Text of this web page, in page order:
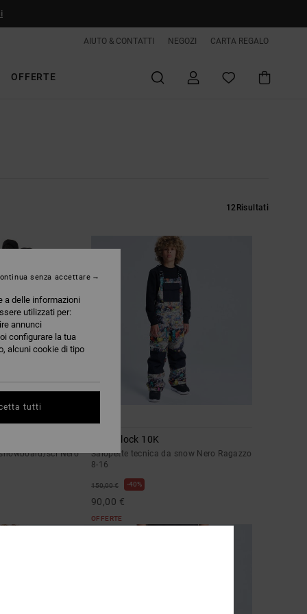
AIUTO & CONTATTI NEGOZI CARTA REGALO
OFFERTE
12 Risultati
sci Nero
Roadblock 10K
Salopette tecnica da snow Nero Ragazzo
8-16
150,00 € 40%
90,00 €
OFFERTE
a delle informazioni
utilizzati per:
annunci
configurare la tua
alcuni cookie di tipo
senza accettare
tutti